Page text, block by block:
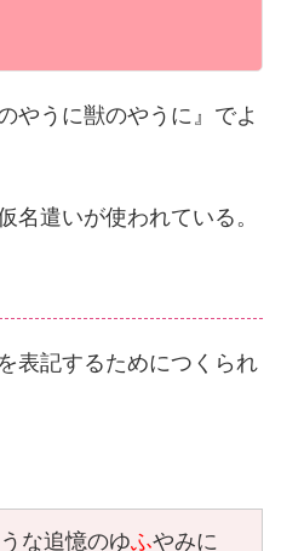
やうに獣のやうに』でよ
名遣いが使われている。
表記するためにつくられ
うな追憶のゆふやみに